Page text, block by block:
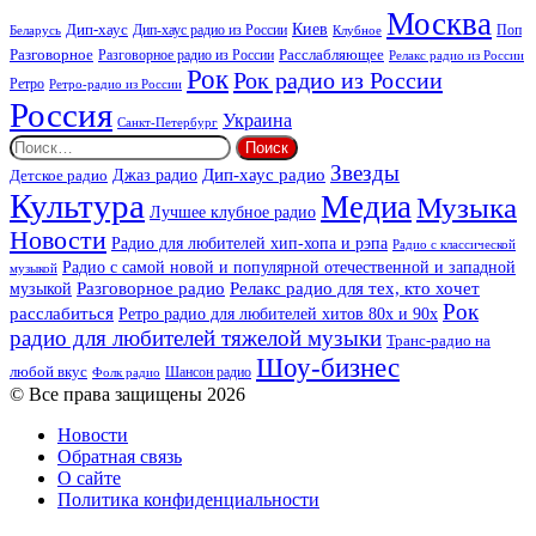
Беларусь Дип-хаус Дип-хаус радио из России Киев Клубное Москва Поп
Разговорное Разговорное радио из России Расслабляющее Релакс радио из России
Ретро Ретро-радио из России РокРок радио из России
Россия Санкт-Петербург Украина
Найти:
Детское радио Джаз радио Дип-хаус радио Звезды
Культура Лучшее клубное радио Медиа Музыка
Новости Радио для любителей хип-хопа и рэпа Радио с классической
музыкой Радио с самой новой и популярной отечественной и западной
музыкой Разговорное радио Релакс радио для тех, кто хочет
расслабиться Ретро радио для любителей хитов 80х и 90х Рок
радио для любителей тяжелой музыки Транс-радио на
любой вкус Фолк радио Шансон радио Шоу-бизнес
© Все права защищены 2026
Новости
Обратная связь
О сайте
Политика конфиденциальности